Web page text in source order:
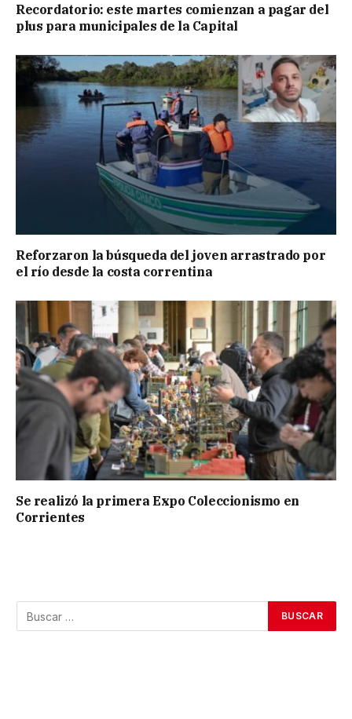
Recordatorio: este martes comienzan a pagar del
plus para municipales de la Capital
Reforzaron la búsqueda del joven arrastrado por
el río desde la costa correntina
Se realizó la primera Expo Coleccionismo en
Corrientes